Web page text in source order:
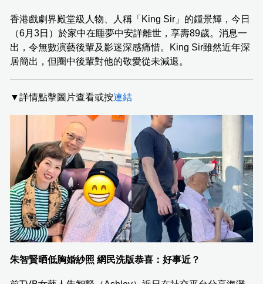
香港戲劇界殿堂級人物、人稱「King Sir」的鍾景輝，今日
（6月3日）於家中在睡夢中安詳離世，享壽89歲。消息一
出，令無數演藝後輩及影迷深感痛惜。King Sir雖然近年深
居簡出，但圈中後輩對他的敬愛從未減退。
▼詳情點擊圖片查看或按連結
朱智賢晒低胸婚紗照 網民洗版恭喜：好事近？